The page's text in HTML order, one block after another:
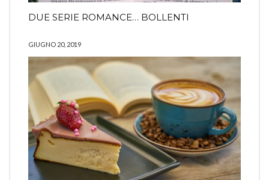
DUE SERIE ROMANCE… BOLLENTI
GIUGNO 20, 2019